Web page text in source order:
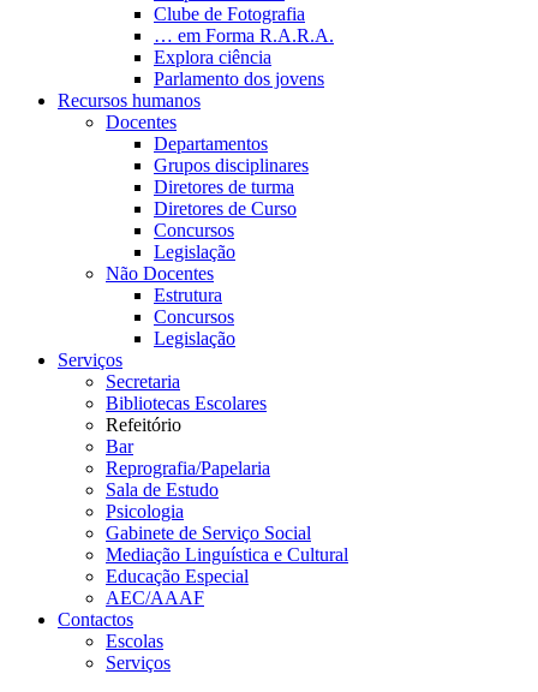
Clube de Fotografia
… em Forma R.A.R.A.
Explora ciência
Parlamento dos jovens
Recursos humanos
Docentes
Departamentos
Grupos disciplinares
Diretores de turma
Diretores de Curso
Concursos
Legislação
Não Docentes
Estrutura
Concursos
Legislação
Serviços
Secretaria
Bibliotecas Escolares
Refeitório
Bar
Reprografia/Papelaria
Sala de Estudo
Psicologia
Gabinete de Serviço Social
Mediação Linguística e Cultural
Educação Especial
AEC/AAAF
Contactos
Escolas
Serviços